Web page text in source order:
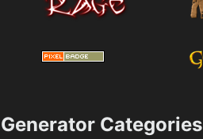
Generator Categories